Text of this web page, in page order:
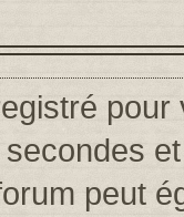
pour
peut